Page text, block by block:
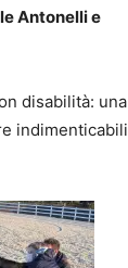
Antonelli e
disabilità: una
indimenticabili